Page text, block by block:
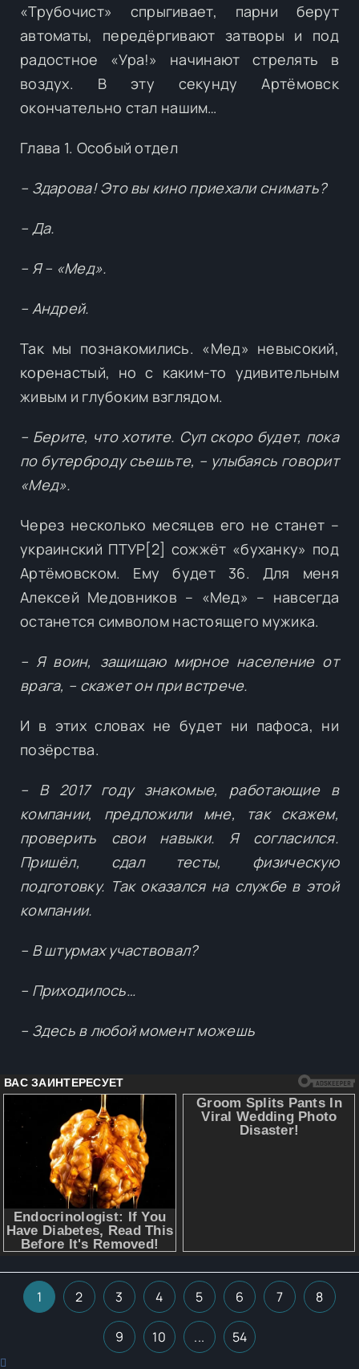
«Трубочист» спрыгивает, парни берут
автоматы, передёргивают затворы и под
радостное «Ура!» начинают стрелять в
воздух. В эту секунду Артёмовск
окончательно стал нашим…
Глава 1. Особый отдел
– Здарова! Это вы кино приехали снимать?
– Да.
– Я – «Мед».
– Андрей.
Так мы познакомились. «Мед» невысокий,
коренастый, но с каким-то удивительным
живым и глубоким взглядом.
– Берите, что хотите. Суп скоро будет, пока
по бутерброду съешьте, – улыбаясь говорит
«Мед».
Через несколько месяцев его не станет –
украинский ПТУР[2] сожжёт «буханку» под
Артёмовском. Ему будет 36. Для меня
Алексей Медовников – «Мед» – навсегда
останется символом настоящего мужика.
– Я воин, защищаю мирное население от
врага, – скажет он при встрече.
И в этих словах не будет ни пафоса, ни
позёрства.
– В 2017 году знакомые, работающие в
компании, предложили мне, так скажем,
проверить свои навыки. Я согласился.
Пришёл, сдал тесты, физическую
подготовку. Так оказался на службе в этой
компании.
– В штурмах участвовал?
– Приходилось…
– Здесь в любой момент можешь
1 2 3 4 5 6 7 8
9 10 ... 54